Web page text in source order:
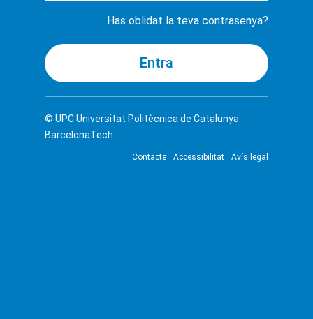
Has oblidat la teva contrasenya?
© UPCUniversitat Politècnica de Catalunya ·
BarcelonaTech
Contacte Accessibilitat Avís legal